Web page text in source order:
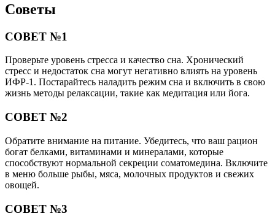
Советы
СОВЕТ №1
Проверьте уровень стресса и качество сна. Хронический
стресс и недостаток сна могут негативно влиять на уровень
ИФР-1. Постарайтесь наладить режим сна и включить в свою
жизнь методы релаксации, такие как медитация или йога.
СОВЕТ №2
Обратите внимание на питание. Убедитесь, что ваш рацион
богат белками, витаминами и минералами, которые
способствуют нормальной секреции соматомедина. Включите
в меню больше рыбы, мяса, молочных продуктов и свежих
овощей.
СОВЕТ №3